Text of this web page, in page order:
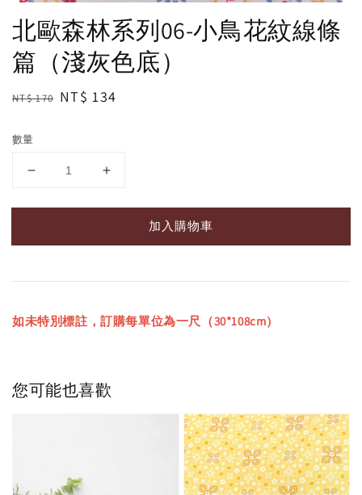
北歐森林系列06-小鳥花紋線條
篇（淺灰色底）
Regular
NT$ 170 Sale
NT$ 134
數量
加入購物車
如未特別標註，訂購每單位為一尺（30*108cm）
您可能也喜歡